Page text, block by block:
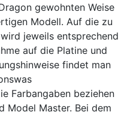
gewohnten Weise
Modell. Auf die zu
jeweils entsprechend
auf die Platine und
findet man
Farbangaben beziehen
Model Master. Bei dem